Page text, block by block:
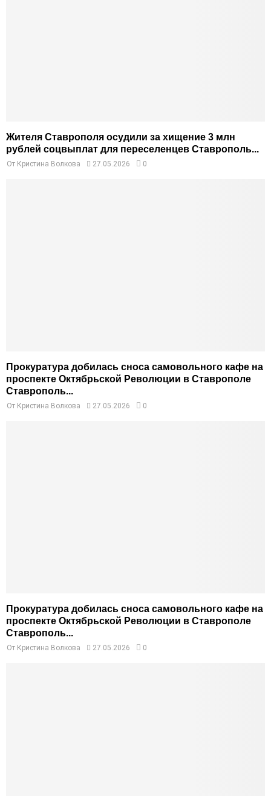
Жителя Ставрополя осудили за хищение 3 млн
рублей соцвыплат для переселенцев Ставрополь...
От Кристина Волкова 27.05.2026 0
Прокуратура добилась сноса самовольного кафе на
проспекте Октябрьской Революции в Ставрополе
Ставрополь...
От Кристина Волкова 27.05.2026 0
Прокуратура добилась сноса самовольного кафе на
проспекте Октябрьской Революции в Ставрополе
Ставрополь...
От Кристина Волкова 27.05.2026 0